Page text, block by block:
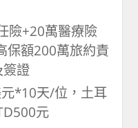
險+20萬醫療險
保額200萬旅約責
證
*10天/位，土耳
元